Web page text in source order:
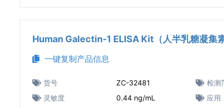
Human Galectin-1 ELISA Kit（人半乳糖凝集素
一键复制产品信息
货号 ZC-32481 检测
灵敏度
0.44 ng/mL 应用